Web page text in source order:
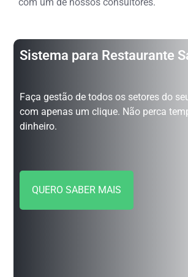
Sistema para Restaurante
Faça gestão de todos os setores do
com apenas um clique. Não perca
dinheiro.
QUERO SABER MAIS